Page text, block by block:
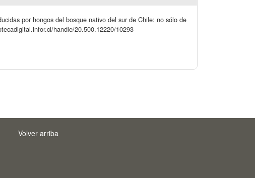
por hongos del bosque nativo del sur de Chile: no sólo de
handle/20.500.12220/10293
Volver arriba